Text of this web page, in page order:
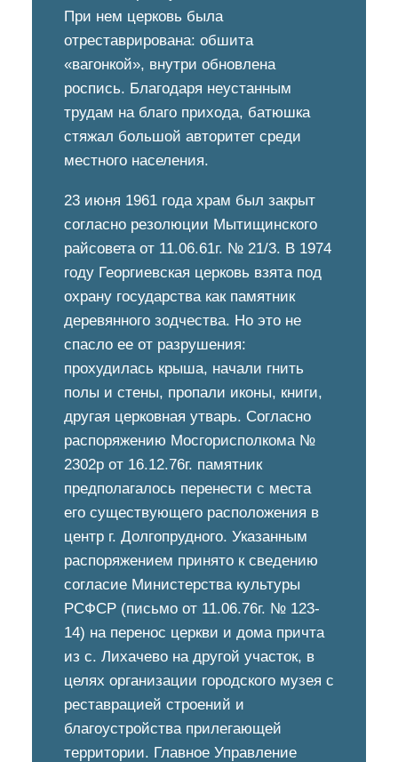
При нем церковь была
отреставрирована: обшита
«вагонкой», внутри обновлена
роспись. Благодаря неустанным
трудам на благо прихода, батюшка
стяжал большой авторитет среди
местного населения.
23 июня 1961 года храм был закрыт
согласно резолюции Мытищинского
райсовета от 11.06.61г. № 21/3. В 1974
году Георгиевская церковь взята под
охрану государства как памятник
деревянного зодчества. Но это не
спасло ее от разрушения:
прохудилась крыша, начали гнить
полы и стены, пропали иконы, книги,
другая церковная утварь. Согласно
распоряжению Мосгорисполкома №
2302р от 16.12.76г. памятник
предполагалось перенести с места
его существующего расположения в
центр г. Долгопрудного. Указанным
распоряжением принято к сведению
согласие Министерства культуры
РСФСР (письмо от 11.06.76г. № 123-
14) на перенос церкви и дома причта
из с. Лихачево на другой участок, в
целях организации городского музея с
реставрацией строений и
благоустройства прилегающей
территории. Главное Управление